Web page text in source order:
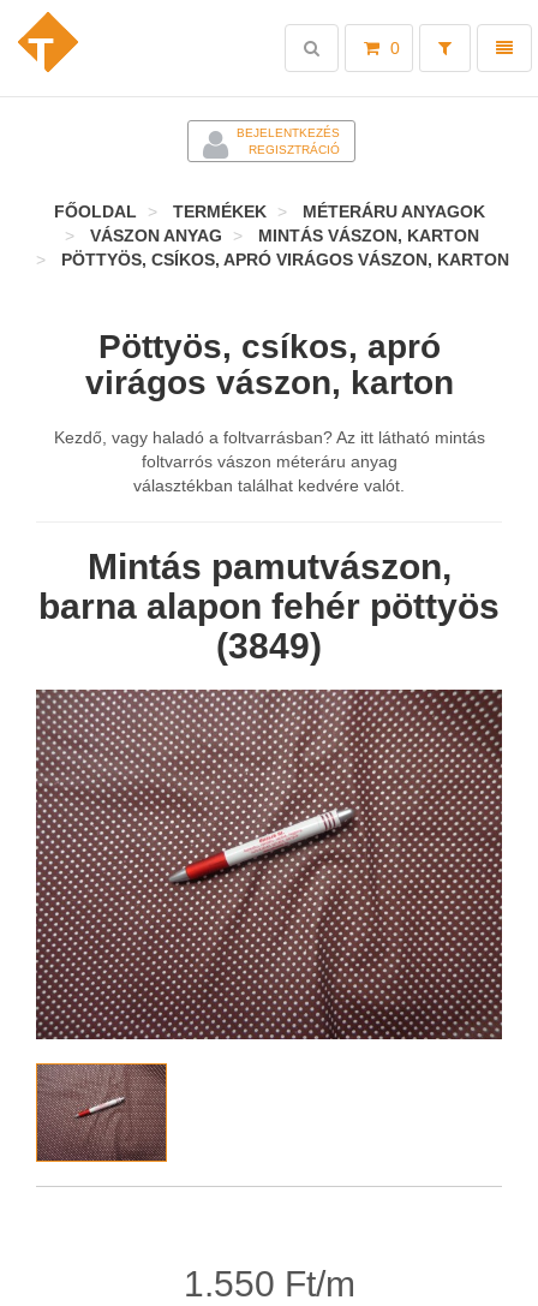
Toggle
0
Toggle
search
BEJELENTKEZÉS
REGISZTRÁCIÓ
FŐOLDAL TERMÉKEK
MÉTERÁRU ANYAGOK
VÁSZON ANYAG
MINTÁS VÁSZON, KARTON
PÖTTYÖS, CSÍKOS, APRÓ VIRÁGOS VÁSZON, KARTON
Pöttyös, csíkos, apró
virágos vászon, karton
Kezdő, vagy haladó a foltvarrásban? Az itt látható mintás
foltvarrós vászon méteráru anyag
választékban találhat kedvére valót.
Mintás pamutvászon,
barna alapon fehér pöttyös
(3849)
1.550 Ft/m